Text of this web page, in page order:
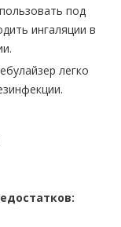
под
ингаляции в
легко